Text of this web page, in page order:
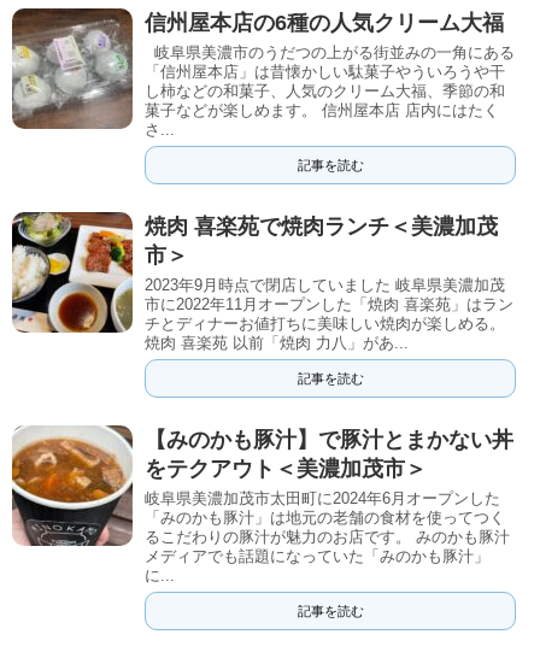
信州屋本店の6種の人気クリーム大福
岐阜県美濃市のうだつの上がる街並みの一角にある
「信州屋本店」は昔懐かしい駄菓子やういろうや干
し柿などの和菓子、人気のクリーム大福、季節の和
菓子などが楽しめます。 信州屋本店 店内にはたく
さ...
記事を読む
焼肉 喜楽苑で焼肉ランチ＜美濃加茂
市＞
2023年9月時点で閉店していました 岐阜県美濃加茂
市に2022年11月オープンした「焼肉 喜楽苑」はラン
チとディナーお値打ちに美味しい焼肉が楽しめる。
焼肉 喜楽苑 以前「焼肉 力八」があ...
記事を読む
【みのかも豚汁】で豚汁とまかない丼
をテクアウト＜美濃加茂市＞
岐阜県美濃加茂市太田町に2024年6月オープンした
「みのかも豚汁」は地元の老舗の食材を使ってつく
るこだわりの豚汁が魅力のお店です。 みのかも豚汁
メディアでも話題になっていた「みのかも豚汁」
に...
記事を読む